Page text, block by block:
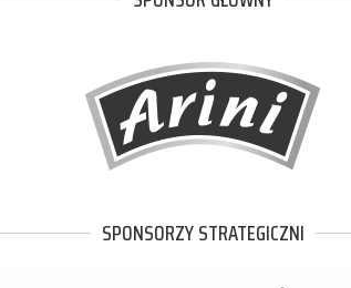
SPONSORZY STRATEGICZNI